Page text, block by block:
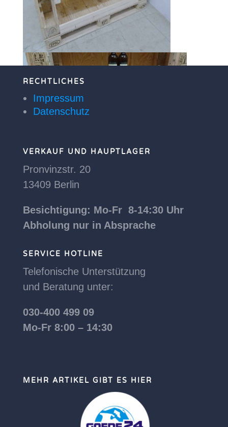
Sonstiges
Metallschränke
RECHTLICHES
Impressum
Datenschutz
VERKAUF UND HAUPTLAGER
Pronvinzstr. 20
13409 Berlin
Besichtigung: Mo-Fr 8-14:30 Uhr
Abholung nur in Absprache
SERVICE HOTLINE
Telefonische Unterstützung
und Beratung unter:
030-400 499 09
Mo-Fr 8:00 – 14:30
MEHR ARTIKEL GIBT ES HIER